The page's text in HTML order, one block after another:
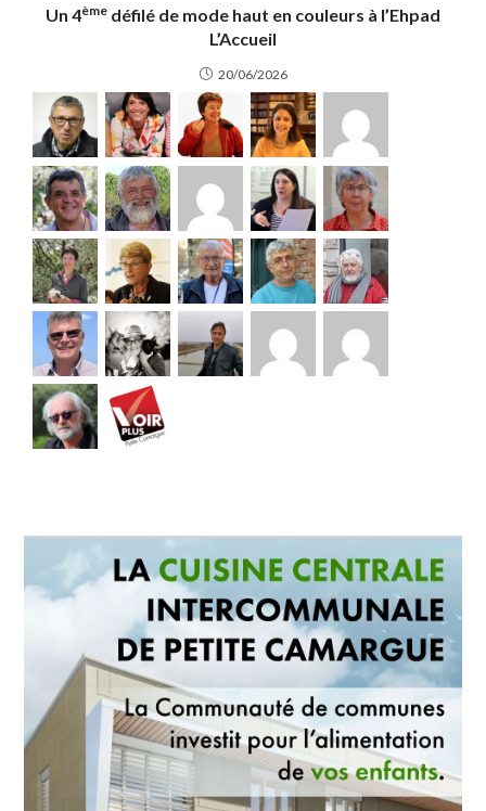
Un 4ème défilé de mode haut en couleurs à l’Ehpad
L’Accueil
20/06/2026